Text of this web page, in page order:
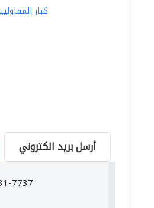
كبار
أرسل بريد الكتروني
7737